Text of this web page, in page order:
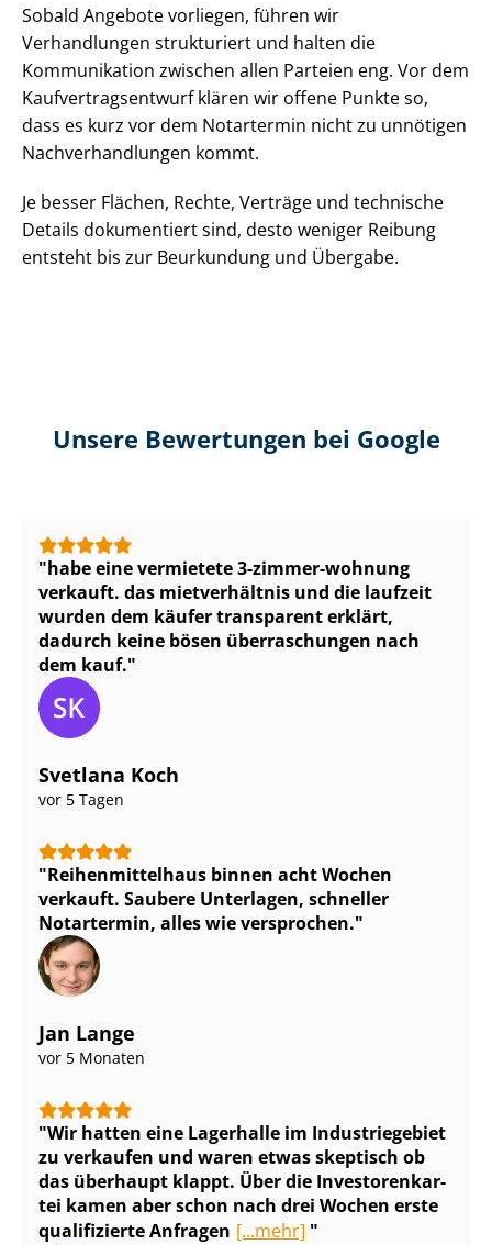
Sobald Angebote vorliegen, führen wir
Verhandlungen strukturiert und halten die
Kommunikation zwischen allen Parteien eng. Vor dem
Kauf­ver­trags­ent­wurf klären wir offene Punkte so,
dass es kurz vor dem Notartermin nicht zu unnötigen
Nach­ver­hand­lun­gen kommt.
Je besser Flächen, Rechte, Verträge und technische
Details dokumentiert sind, desto weniger Reibung
entsteht bis zur Beurkundung und Übergabe.
Unsere Bewertungen bei Google
habe eine vermietete 3-zimmer-wohnung
verkauft. das mietverhältnis und die laufzeit
wurden dem käufer transparent erklärt,
dadurch keine bösen überraschungen nach
dem kauf.
Svetlana Koch
vor 5 Tagen
Rei­hen­mit­tel­haus binnen acht Wochen
verkauft. Saubere Unterlagen, schneller
Notartermin, alles wie versprochen.
Jan Lange
vor 5 Monaten
Wir hatten eine Lagerhalle im Industriegebiet
zu verkaufen und waren etwas skeptisch ob
das überhaupt klappt. Über die In­ves­to­ren­kar­
tei kamen aber schon nach drei Wochen erste
qualifizierte Anfragen [...mehr]